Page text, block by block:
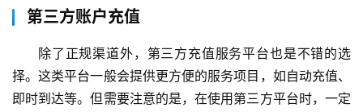
第三方账户充值
除了正规渠道外，第三方充值服务平台也是不错的选
择。这类平台一般会提供更方便的服务项目，如自动充值、
即时到达等。但需要注意的是，在使用第三方平台时，一定